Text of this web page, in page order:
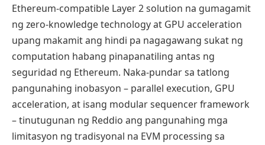
Ethereum-compatible Layer 2 solution na gumagamit
ng zero-knowledge technology at GPU acceleration
upang makamit ang hindi pa nagagawang sukat ng
computation habang pinapanatiling antas ng
seguridad ng Ethereum. Naka-pundar sa tatlong
pangunahing inobasyon – parallel execution, GPU
acceleration, at isang modular sequencer framework
– tinutugunan ng Reddio ang pangunahing mga
limitasyon ng tradisyonal na EVM processing sa